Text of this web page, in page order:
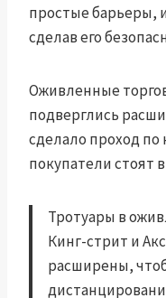
простые барьеры,
сделав его
Оживленные
подверглись
сделало проход по
покупатели стоят
Тротуары в
Кинг-стрит и
расширены,